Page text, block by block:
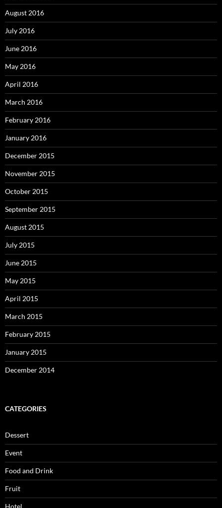
August 2016
July 2016
June 2016
May 2016
April 2016
March 2016
February 2016
January 2016
December 2015
November 2015
October 2015
September 2015
August 2015
July 2015
June 2015
May 2015
April 2015
March 2015
February 2015
January 2015
December 2014
CATEGORIES
Dessert
Event
Food and Drink
Fruit
Hotel